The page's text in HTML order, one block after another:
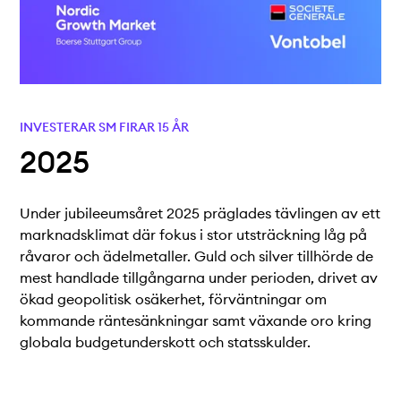
Varför koppla upp sig?
INVESTERAR SM FIRAR 15 ÅR
2025
Under jubileeumsåret 2025 präglades tävlingen av ett
marknadsklimat där fokus i stor utsträckning låg på
råvaror och ädelmetaller. Guld och silver tillhörde de
mest handlade tillgångarna under perioden, drivet av
ökad geopolitisk osäkerhet, förväntningar om
kommande räntesänkningar samt växande oro kring
globala budgetunderskott och statsskulder.